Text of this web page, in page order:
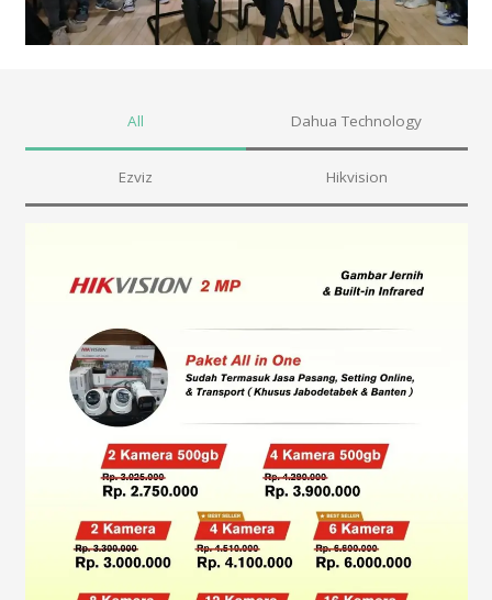
All Dahua Technology
Ezviz Hikvision